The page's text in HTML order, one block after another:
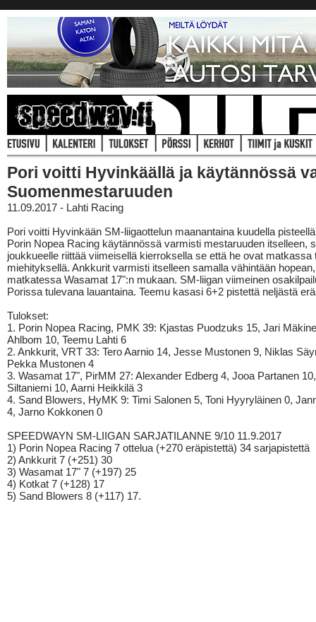
Pori voitti Hyvinkäällä ja käytännössä
Suomenmestaruuden
11.09.2017 - Lahti Racing
Pori voitti Hyvinkään SM-liigaottelun maanantaina kuudella
Porin Nopea Racing käytännössä varmisti mestaruuden itselleen,
joukkueelle riittää viimeisellä kierroksella se että he ovat matkassa
miehityksellä. Ankkurit varmisti itselleen samalla vähintään
matkatessa Wasamat 17":n mukaan. SM-liigan viimeinen
Porissa tulevana lauantaina. Teemu kasasi 6+2 pistettä neljästä
Tulokset:
1. Porin Nopea Racing, PMK 39: Kjastas Puodzuks 15, Jari
Ahlbom 10, Teemu Lahti 6
2. Ankkurit, VRT 33: Tero Aarnio 14, Jesse Mustonen 9, Niklas
Pekka Mustonen 4
3. Wasamat 17", PirMM 27: Alexander Edberg 4, Jooa Partanen
Siltaniemi 10, Aarni Heikkilä 3
4. Sand Blowers, HyMK 9: Timi Salonen 5, Toni Hyyryläinen 0,
4, Jarno Kokkonen 0
SPEEDWAYN SM-LIIGAN SARJATILANNE 9/10 11.9.2017
1) Porin Nopea Racing 7 ottelua (+270 eräpistettä) 34 sarjapistettä
2) Ankkurit 7 (+251) 30
3) Wasamat 17" 7 (+197) 25
4) Kotkat 7 (+128) 17
5) Sand Blowers 8 (+117) 17.